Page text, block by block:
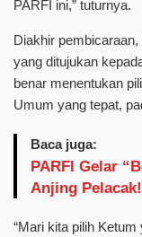
PARFI ini,” tuturnya.
Diakhir
yang ditujukan
benar menentukan
Umum yang tepat,
Baca juga:
PARFI Gelar
Anjing Pelacak!
“Mari kita pilih